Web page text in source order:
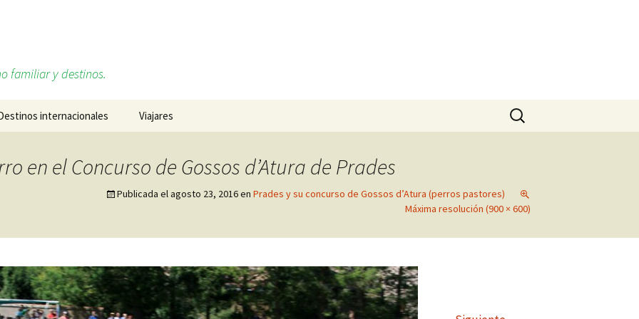
familiar y destinos.
internacionales Viajares Buscar:
en el Concurso de Gossos d’Atura de Prades
Publicada elagosto 23, 2016en Prades y su concurso de Gossos d’Atura (perros pastores)
Máxima resolución (900 × 600)